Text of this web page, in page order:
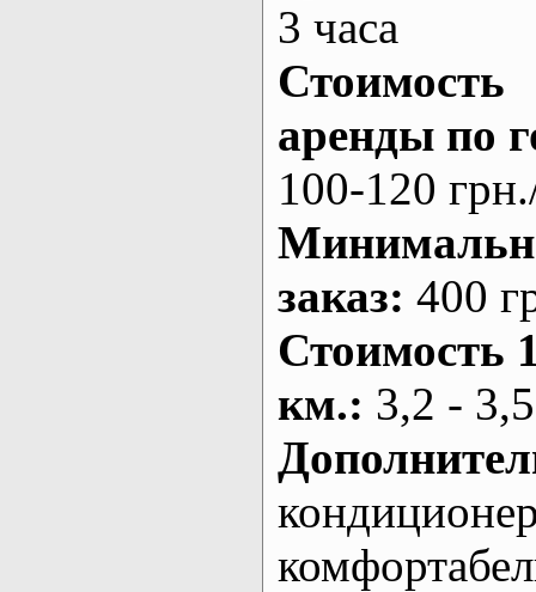
3 часа
Стоимость
аренды по
100-120
заказ: 400
Стоимость
км.: 3,2 -